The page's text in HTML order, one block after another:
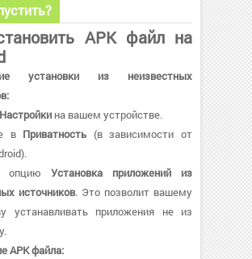
APK файл на
установки из неизвестных
Настройки на вашем устройстве.
в Приватность (в зависимости от
опцию Установка приложений из
источников. Это позволит вашему
устанавливать приложения не из
APK файла: